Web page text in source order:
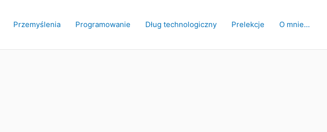
Przemyślenia Programowanie Dług technologiczny Prelekcje O mnie…